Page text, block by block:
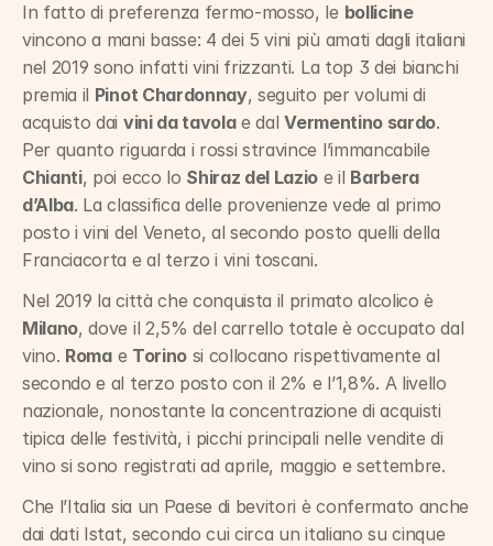
In fatto di preferenza fermo-mosso, le bollicine
vincono a mani basse: 4 dei 5 vini più amati dagli italiani
nel 2019 sono infatti vini frizzanti. La top 3 dei bianchi
premia il Pinot Chardonnay, seguito per volumi di
acquisto dai vini da tavola e dal Vermentino sardo.
Per quanto riguarda i rossi stravince l’immancabile
Chianti, poi ecco lo Shiraz del Lazio e il Barbera
d’Alba. La classifica delle provenienze vede al primo
posto i vini del Veneto, al secondo posto quelli della
Franciacorta e al terzo i vini toscani.
Milano, dove il 2,5% del carrello totale è occupato dal
vino. Roma e Torino si collocano rispettivamente al
secondo e al terzo posto con il 2% e l’1,8%. A livello
nazionale, nonostante la concentrazione di acquisti
tipica delle festività, i picchi principali nelle vendite di
vino si sono registrati ad aprile, maggio e settembre.
Che l’Italia sia un Paese di bevitori è confermato anche
dai dati Istat, secondo cui circa un italiano su cinque